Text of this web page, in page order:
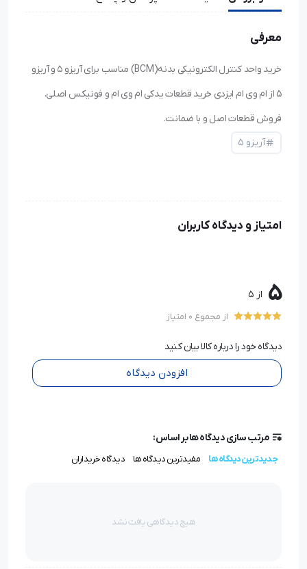
معرفی
خرید واحد کنترل الکترونیکی بدنه(BCM) مناسب برای آریزو ۵ و آریزو
۵ از ام وی ام ایزدی خرید قطعات یدکی ام وی ام و فونیکس اصلی.
فروش قطعات اصل و با ضمانت.
آریزو ۵
امتیاز و دیدگاه کاربران
5 از 5
از مجموع 0 امتیاز
دیدگاه خود را درباره کالا بیان کنید
افزودن دیدگاه
مرتب سازی دیدگاه ها بر اساس:
جدیدترین دیدگاه ها مفیدترین دیدگاه ها دیدگاه خریداران
هیچ دیدگاهی یافت نشد